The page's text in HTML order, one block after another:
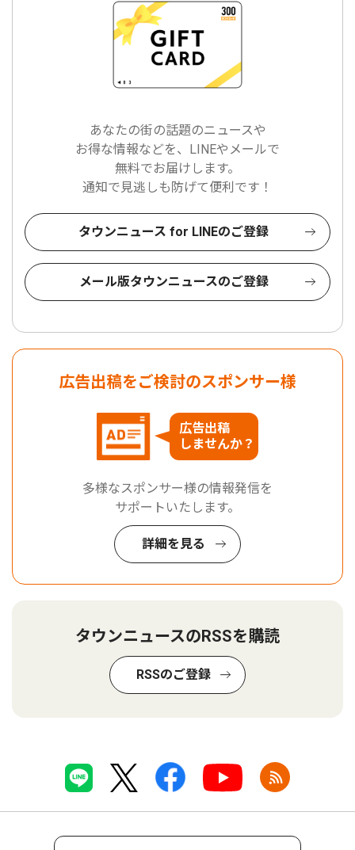
あなたの街の話題のニュースや
お得な情報などを、LINEやメールで
無料でお届けします。
通知で見逃しも防げて便利です！
タウンニュース for LINEのご登録
メール版タウンニュースのご登録
広告出稿をご検討のスポンサー様
広告出稿
しませんか？
多様なスポンサー様の情報発信を
サポートいたします。
詳細を見る
タウンニュースのRSSを購読
RSSのご登録